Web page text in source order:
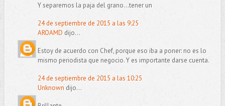
Y separemos la paja del grano...tener un
24 de septiembre de 2015 a las 9:25
AROAMD dijo...
Estoy de acuerdo con Chef, porque eso iba a poner: no es lo
mismo periodista que negocio. Y es importante darse cuenta.
24 de septiembre de 2015 a las 10:25
Unknown dijo...